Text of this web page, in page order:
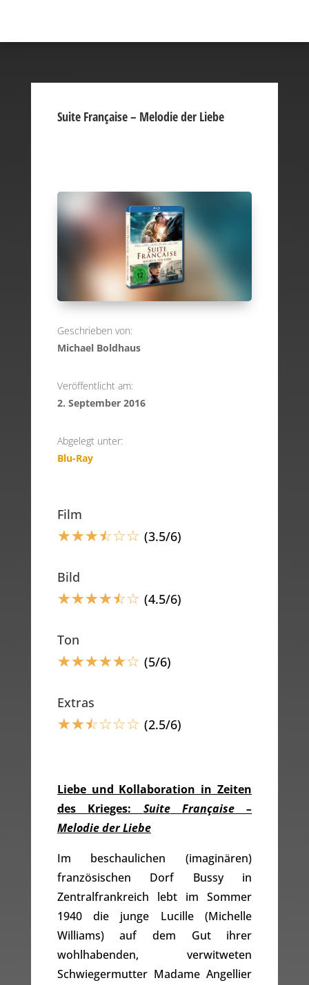
Suite Française – Melodie der Liebe
Geschrieben von:
Michael Boldhaus
Veröffentlicht am:
2. September 2016
Abgelegt unter:
Blu-Ray
Film
☆☆☆☆☆☆ (3.5/6)
Bild
☆☆☆☆☆☆ (4.5/6)
Ton
☆☆☆☆☆☆ (5/6)
Extras
☆☆☆☆☆☆ (2.5/6)
Liebe und Kollaboration in Zeiten
des Krieges: Suite
Française –
Melodie der Liebe
Im beschaulichen (imaginären)
französischen Dorf Bussy in
Zentralfrankreich lebt im Sommer
1940 die junge Lucille (Michelle
Williams) auf dem Gut ihrer
wohlhabenden, verwitweten
Schwiegermutter Madame Angellier